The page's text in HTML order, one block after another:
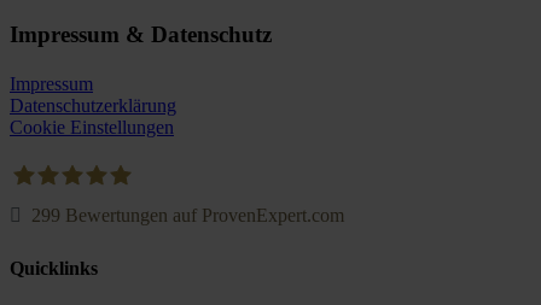
Impressum & Datenschutz
Impressum
Datenschutzerklärung
Cookie Einstellungen
299 Bewertungen auf ProvenExpert.com
Quicklinks